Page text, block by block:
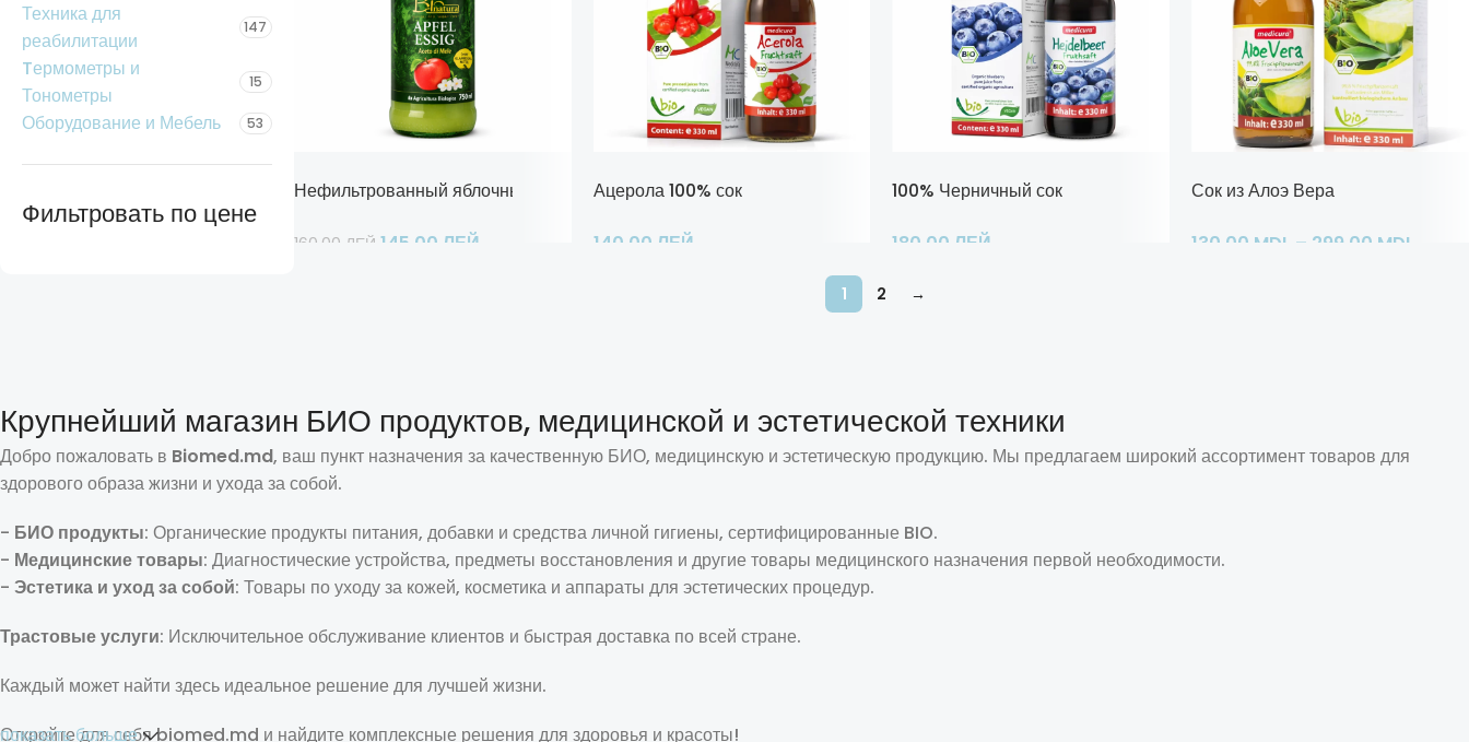
Техника для
реабилитации
147
Tермометры и
Тонометры
15
Оборудование и Мебель 53
Фильтровать по цене
Нефильтрованный яблочный уксус
160,00 ЛЕЙ 145,00 ЛЕЙ
Ацерола 100% сок
140,00 ЛЕЙ
100% Черничный сок
180,00 ЛЕЙ
Сок из Алоэ Вера
130,00 MDL – 299,00 MDL
1 2 →
Крупнейший магазин БИО продуктов, медицинской и эстетической техники
Добро пожаловать в Biomed.md, ваш пункт назначения за качественную БИО, медицинскую и эстетическую продукцию. Мы предлагаем широкий ассортимент товаров для
здорового образа жизни и ухода за собой.
- БИО продукты: Органические продукты питания, добавки и средства личной гигиены, сертифицированные BIO.
- Медицинские товары: Диагностические устройства, предметы восстановления и другие товары медицинского назначения первой необходимости.
- Эстетика и уход за собой: Товары по уходу за кожей, косметика и аппараты для эстетических процедур.
Трастовые услуги: Исключительное обслуживание клиентов и быстрая доставка по всей стране.
Каждый может найти здесь идеальное решение для лучшей жизни.
Откройте для себя biomed.md и найдите комплексные решения для здоровья и красоты!
показать больше